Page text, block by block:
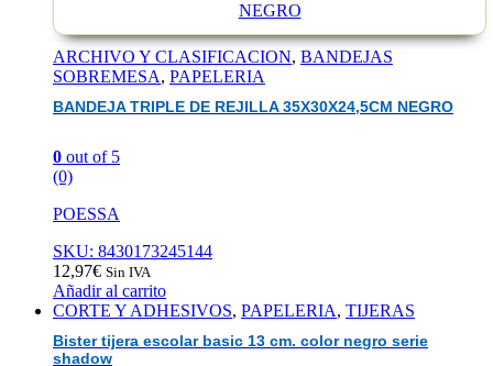
ARCHIVO Y CLASIFICACION, BANDEJAS
SOBREMESA, PAPELERIA
BANDEJA TRIPLE DE REJILLA 35X30X24,5CM NEGRO
0 out of 5
(0)
POESSA
SKU: 8430173245144
12,97€ Sin IVA
Añadir al carrito
CORTE Y ADHESIVOS, PAPELERIA, TIJERAS
Bister tijera escolar basic 13 cm. color negro serie
shadow